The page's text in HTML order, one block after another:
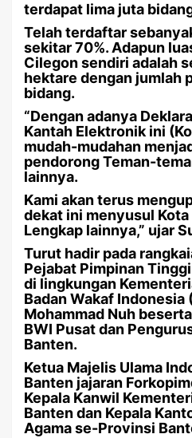
terdapat lima juta
Telah terdaftar
sekitar 70%. Adapun
Cilegon sendiri adalah
hektare dengan jumlah
bidang.
“Dengan adanya
Kantah Elektronik ini
mudah-mudahan
pendorong Teman-
lainnya.
Kami akan terus
dekat ini menyusul
Lengkap lainnya,” ujar
Turut hadir pada
Pejabat Pimpinan
di lingkungan
Badan Wakaf Indonesia
Mohammad Nuh
BWI Pusat dan
Banten.
Ketua Majelis Ulama
Banten jajaran
Kepala Kanwil
Banten dan Kepala
Agama se-Provinsi